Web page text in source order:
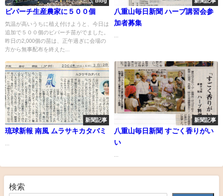
ピパーチ生産農家に５００個
気温が高いうちに植え付けようと、今日は
追加で５００個のピパーチ苗がでました。
昨日の2,000個の苗は、正午過ぎに会場の
方から無事配布を終えた...
八重山毎日新聞 ハーブ講習会参
加者募集
新聞記事
琉球新報 南風 ムラサキカタバミ
新聞記事
八重山毎日新聞 すごく香りがい
い
検索